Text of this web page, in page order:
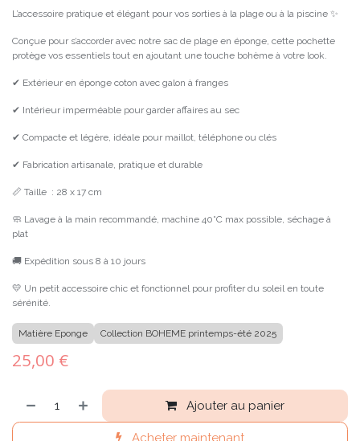
L’accessoire pratique et élégant pour vos sorties à la plage ou à la piscine ✨
Conçue pour s’accorder avec notre sac de plage en éponge, cette pochette
protège vos essentiels tout en ajoutant une touche bohème à votre look.
✔ Extérieur en éponge coton avec galon à franges
✔ Intérieur imperméable pour garder affaires au sec
✔ Compacte et légère, idéale pour maillot, téléphone ou clés
✔ Fabrication artisanale, pratique et durable
📏 Taille : 28 x 17 cm
🧼 Lavage à la main recommandé, machine 40°C max possible, séchage à
plat
🚚 Expédition sous 8 à 10 jours
💛 Un petit accessoire chic et fonctionnel pour profiter du soleil en toute
sérénité.
Matière Eponge Collection BOHEME printemps-été 2025
25,00 €
Ajouter au panier
Acheter maintenant